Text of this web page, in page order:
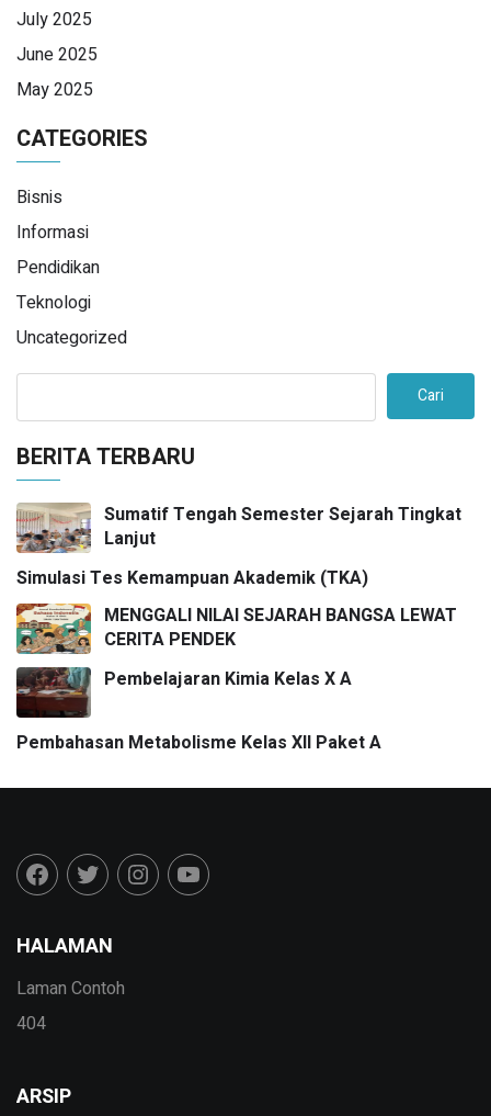
July 2025
June 2025
May 2025
CATEGORIES
Bisnis
Informasi
Pendidikan
Teknologi
Uncategorized
Cari
BERITA TERBARU
Sumatif Tengah Semester Sejarah Tingkat
Lanjut
Simulasi Tes Kemampuan Akademik (TKA)
MENGGALI NILAI SEJARAH BANGSA LEWAT
CERITA PENDEK
Pembelajaran Kimia Kelas X A
Pembahasan Metabolisme Kelas XII Paket A
HALAMAN
Laman Contoh
404
ARSIP